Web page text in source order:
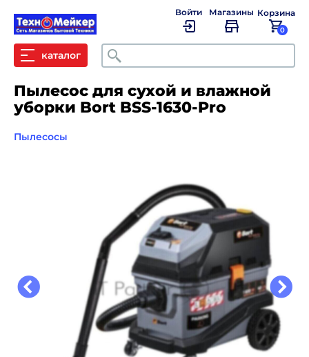
каталог Поиск
Войти Магазины Корзина
0
Пылесос для сухой и влажной
уборки Bort BSS-1630-Pro
Пылесосы